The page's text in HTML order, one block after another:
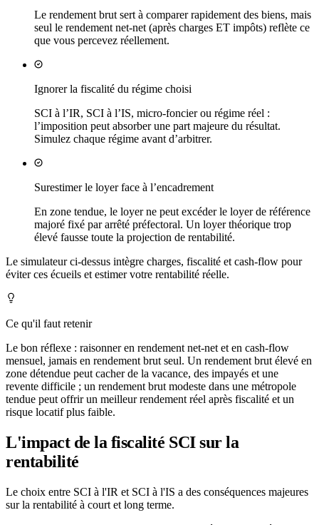
Le rendement brut sert à comparer rapidement des biens, mais
seul le rendement net-net (après charges ET impôts) reflète ce
que vous percevez réellement.
Ignorer la fiscalité du régime choisi
SCI à l’IR, SCI à l’IS, micro-foncier ou régime réel :
l’imposition peut absorber une part majeure du résultat.
Simulez chaque régime avant d’arbitrer.
Surestimer le loyer face à l’encadrement
En zone tendue, le loyer ne peut excéder le loyer de référence
majoré fixé par arrêté préfectoral. Un loyer théorique trop
élevé fausse toute la projection de rentabilité.
Le simulateur ci-dessus intègre charges, fiscalité et cash-flow pour
éviter ces écueils et estimer votre rentabilité réelle.
Ce qu'il faut retenir
Le bon réflexe : raisonner en rendement net-net et en cash-flow
mensuel, jamais en rendement brut seul. Un rendement brut élevé en
zone détendue peut cacher de la vacance, des impayés et une
revente difficile ; un rendement brut modeste dans une métropole
tendue peut offrir un meilleur rendement réel après fiscalité et un
risque locatif plus faible.
L'impact de la fiscalité SCI sur la
rentabilité
Le choix entre SCI à l'IR et SCI à l'IS a des conséquences majeures
sur la rentabilité à court et long terme.